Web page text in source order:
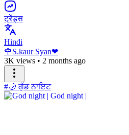
ट्रेंड्स
Hindi
🌹S.kaur Syan❤
3K views • 2 months ago
#🌙 ਗੁੱਡ ਨਾਇਟ